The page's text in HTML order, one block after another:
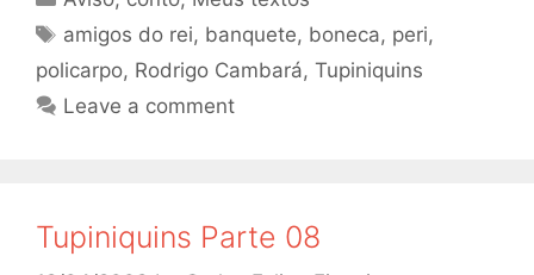
Tags
amigos do rei, banquete, boneca, peri,
policarpo, Rodrigo Cambará, Tupiniquins
Leave a comment
Tupiniquins Parte 08